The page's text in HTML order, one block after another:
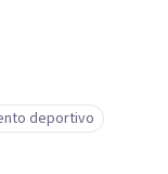
deportivo